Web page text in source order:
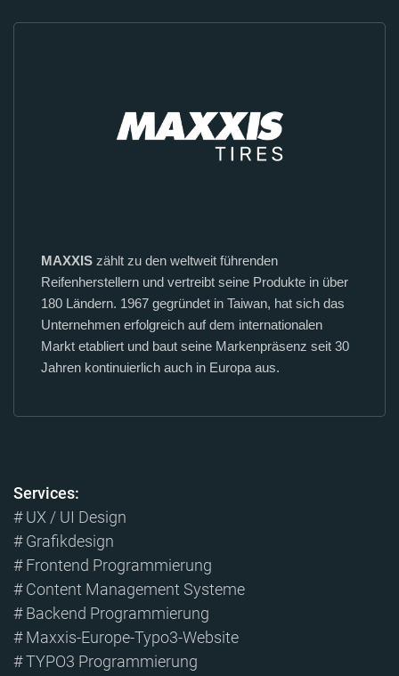
MAXXIS zählt zu den weltweit führenden
Reifenherstellern und vertreibt seine Produkte in über
180 Ländern. 1967 gegründet in Taiwan, hat sich das
Unternehmen erfolgreich auf dem internationalen
Markt etabliert und baut seine Markenpräsenz seit 30
Jahren kontinuierlich auch in Europa aus.
Services:
# UX / UI Design
# Grafikdesign
# Frontend Programmierung
# Content Management Systeme
# Backend Programmierung
# Maxxis-Europe-Typo3-Website
# TYPO3 Programmierung